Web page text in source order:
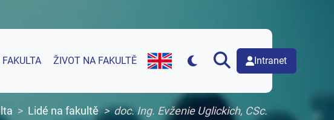
FAKULTA ŽIVOT NA FAKULTĚ
English version of web page
Intranet
Lidé na fakultě doc. Ing. Evženie Uglickich, CSc.